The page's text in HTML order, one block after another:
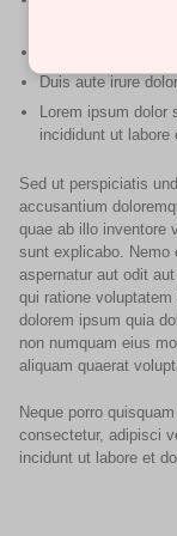
Duis aute irure
Lorem ipsum dolor
incididunt ut labore
Sed ut perspiciatis
accusantium
quae ab illo inventore
sunt explicabo. Nemo
aspernatur aut odit
qui ratione
dolorem ipsum quia
non numquam eius
aliquam quaerat
Neque porro
consectetur, adipisci
incidunt ut labore et